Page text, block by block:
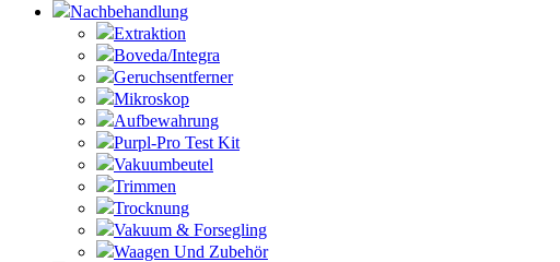
Nachbehandlung
Extraktion
Boveda/Integra
Geruchsentferner
Mikroskop
Aufbewahrung
Purpl-Pro Test Kit
Vakuumbeutel
Trimmen
Trocknung
Vakuum & Forsegling
Waagen Und Zubehör